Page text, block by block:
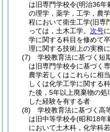
は旧専門学校令(明治36年
の理学，薬学，工学，農
程において衛生工学(旧専
っては，土木工学。 次号
学に関する科目を修めて
理に関する技術上の実務
(7)
学校教育法に基づく短
は旧専門学校令に基づく
農学若しくはこれらに相
しくは化学工学に関する
た後，5年以上廃棄物の
した経験を有する者
(8)
学校教育法に基づく高
は旧中等学校令(昭和18年
において土木科，化学科